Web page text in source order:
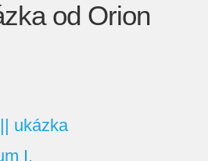
od Orion
ukázka
I.